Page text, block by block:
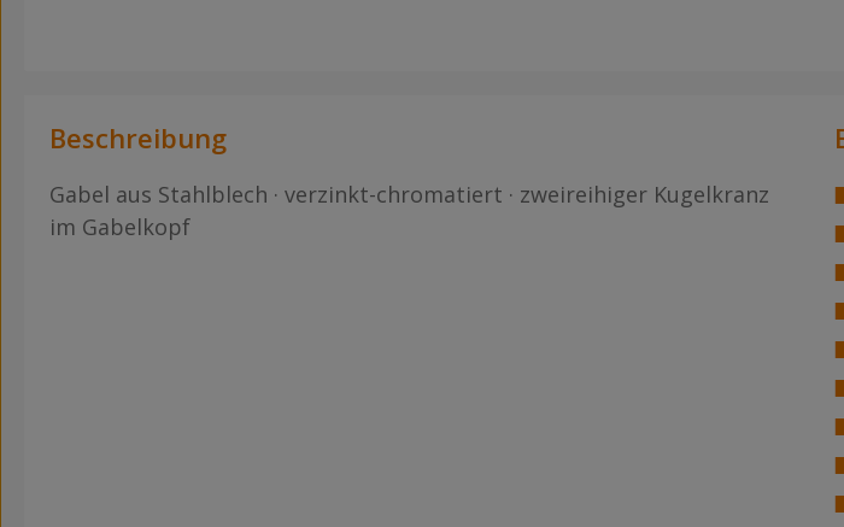
Beschreibung
Gabel aus Stahlblech · verzinkt-chromatiert · zweireihiger Kugelkranz
im Gabelkopf